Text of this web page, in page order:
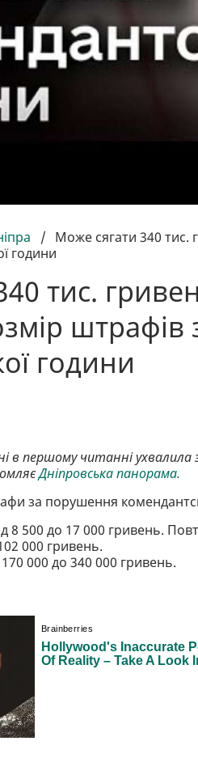
/ Може сягати 340 тис.
години
тис.
години
в першому читанні
Дніпровська панорама.
за порушення
8 500 до 17 000 гривень.
000 гривень.
000 до 340 000 гривень.